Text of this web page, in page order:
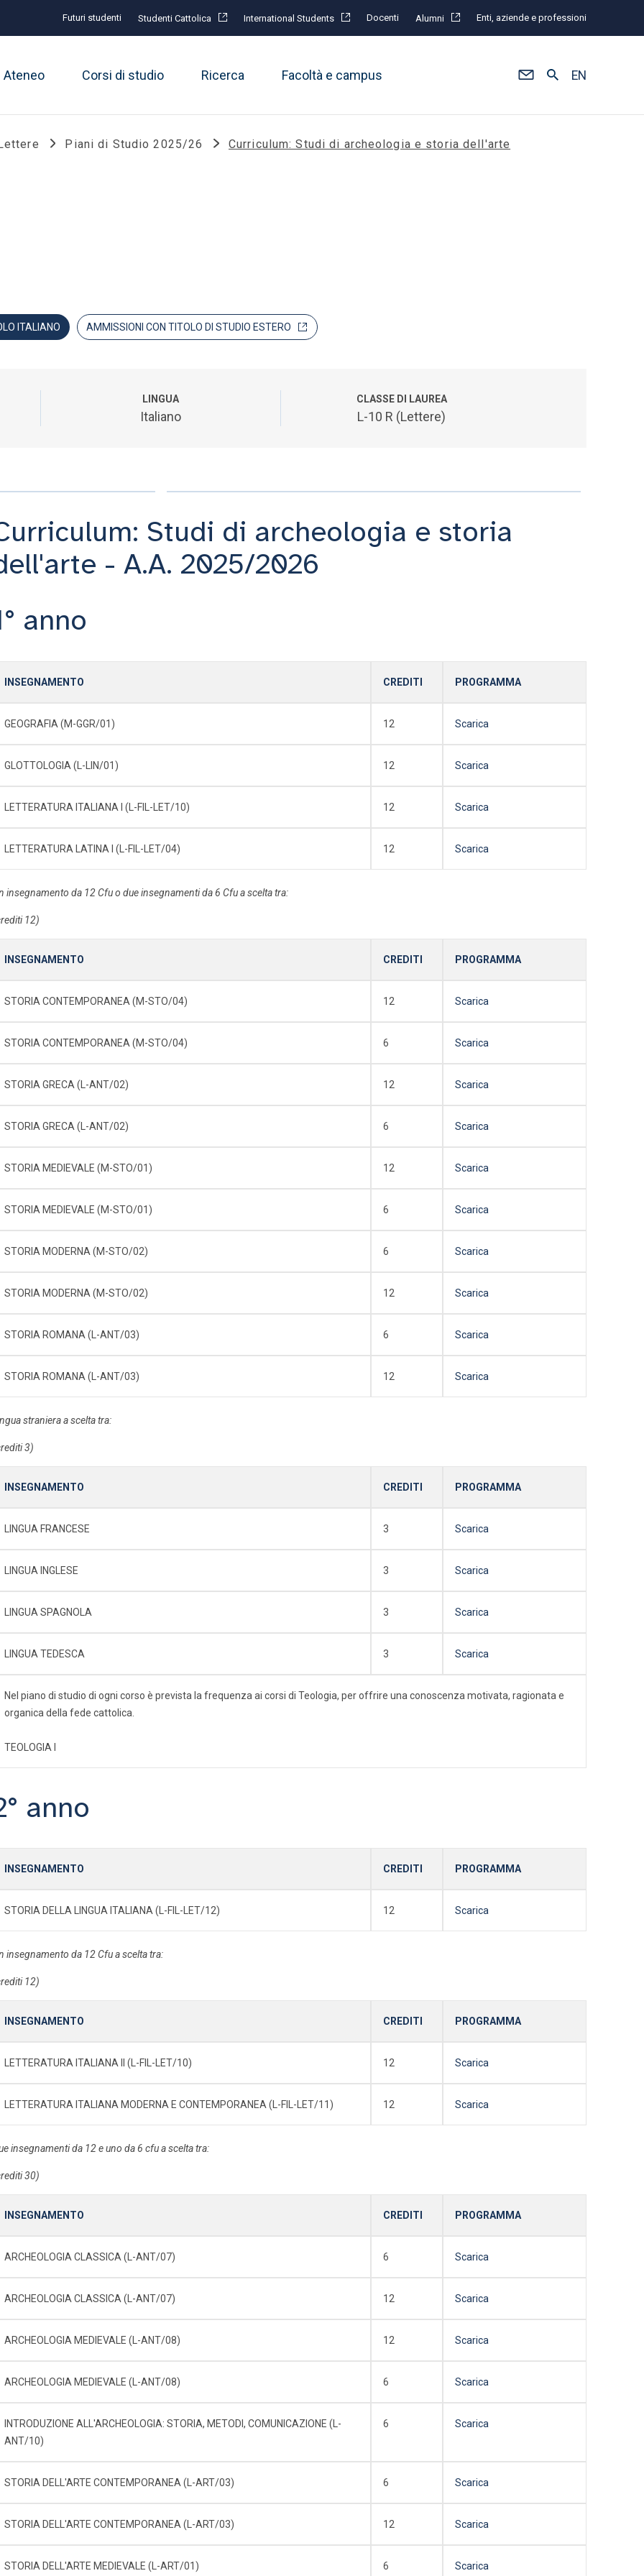
Futuri studenti Studenti Cattolica International Students Docenti Alumni Enti, aziende e professioni
Ateneo Corsi di studio Ricerca Facoltà e campus EN
Piani di Studio 2025/26 Curriculum: Studi di archeologia e storia dell'arte
ITALIANO AMMISSIONI CON TITOLO DI STUDIO ESTERO
LINGUA
Italiano
CLASSE DI LAUREA
L-10 R (Lettere)
Studi di archeologia e storia
- A.A. 2025/2026
anno
INSEGNAMENTO CREDITI PROGRAMMA
GEOGRAFIA (M-GGR/01) 12 Scarica
GLOTTOLOGIA (L-LIN/01) 12 Scarica
LETTERATURA ITALIANA I (L-FIL-LET/10) 12 Scarica
LETTERATURA LATINA I (L-FIL-LET/04) 12 Scarica
insegnamento da 12 Cfu o due insegnamenti da 6 Cfu a scelta tra:
12)
INSEGNAMENTO CREDITI PROGRAMMA
STORIA CONTEMPORANEA (M-STO/04) 12 Scarica
STORIA CONTEMPORANEA (M-STO/04) 6 Scarica
STORIA GRECA (L-ANT/02) 12 Scarica
STORIA GRECA (L-ANT/02) 6 Scarica
STORIA MEDIEVALE (M-STO/01) 12 Scarica
STORIA MEDIEVALE (M-STO/01) 6 Scarica
STORIA MODERNA (M-STO/02) 6 Scarica
STORIA MODERNA (M-STO/02) 12 Scarica
STORIA ROMANA (L-ANT/03) 6 Scarica
STORIA ROMANA (L-ANT/03) 12 Scarica
straniera a scelta tra:
3)
INSEGNAMENTO CREDITI PROGRAMMA
LINGUA FRANCESE 3 Scarica
LINGUA INGLESE 3 Scarica
LINGUA SPAGNOLA 3 Scarica
LINGUA TEDESCA 3 Scarica
Nel piano di studio di ogni corso è prevista la frequenza ai corsi di Teologia, per offrire una conoscenza motivata, ragionata e
organica della fede cattolica.
TEOLOGIA I
anno
INSEGNAMENTO CREDITI PROGRAMMA
STORIA DELLA LINGUA ITALIANA (L-FIL-LET/12) 12 Scarica
insegnamento da 12 Cfu a scelta tra:
12)
INSEGNAMENTO CREDITI PROGRAMMA
LETTERATURA ITALIANA II (L-FIL-LET/10) 12 Scarica
LETTERATURA ITALIANA MODERNA E CONTEMPORANEA (L-FIL-LET/11) 12 Scarica
insegnamenti da 12 e uno da 6 cfu a scelta tra:
30)
INSEGNAMENTO CREDITI PROGRAMMA
ARCHEOLOGIA CLASSICA (L-ANT/07) 6 Scarica
ARCHEOLOGIA CLASSICA (L-ANT/07) 12 Scarica
ARCHEOLOGIA MEDIEVALE (L-ANT/08) 12 Scarica
ARCHEOLOGIA MEDIEVALE (L-ANT/08) 6 Scarica
INTRODUZIONE ALL'ARCHEOLOGIA: STORIA, METODI, COMUNICAZIONE (L-
ANT/10)
6 Scarica
STORIA DELL'ARTE CONTEMPORANEA (L-ART/03) 6 Scarica
STORIA DELL'ARTE CONTEMPORANEA (L-ART/03) 12 Scarica
STORIA DELL'ARTE MEDIEVALE (L-ART/01) 6 Scarica